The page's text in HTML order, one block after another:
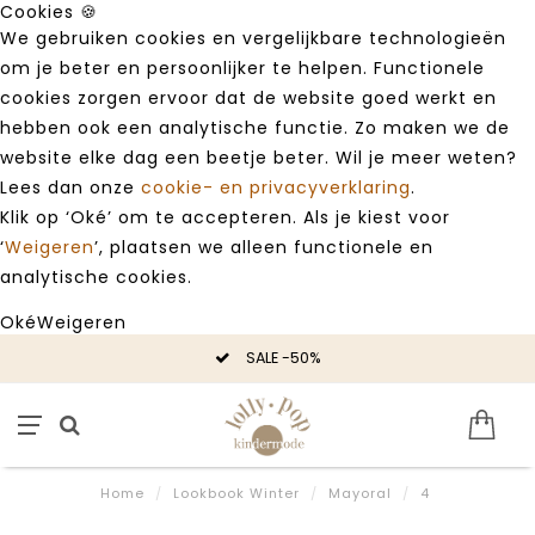
Cookies 🍪
We gebruiken cookies en vergelijkbare technologieën
om je beter en persoonlijker te helpen. Functionele
cookies zorgen ervoor dat de website goed werkt en
hebben ook een analytische functie. Zo maken we de
website elke dag een beetje beter. Wil je meer weten?
Lees dan onze cookie- en privacyverklaring.
Klik op ‘Oké’ om te accepteren. Als je kiest voor
‘Weigeren’, plaatsen we alleen functionele en
analytische cookies.
OkéWeigeren
SALE -50%
Home / Lookbook Winter / Mayoral / 4